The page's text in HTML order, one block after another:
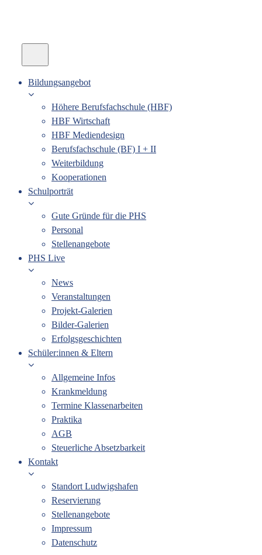
Bildungsangebot
Höhere Berufsfachschule (HBF)
HBF Wirtschaft
HBF Mediendesign
Berufsfachschule (BF) I + II
Weiterbildung
Kooperationen
Schulporträt
Gute Gründe für die PHS
Personal
Stellenangebote
PHS Live
News
Veranstaltungen
Projekt-Galerien
Bilder-Galerien
Erfolgsgeschichten
Schüler:innen & Eltern
Allgemeine Infos
Krankmeldung
Termine Klassenarbeiten
Praktika
AGB
Steuerliche Absetzbarkeit
Kontakt
Standort Ludwigshafen
Reservierung
Stellenangebote
Impressum
Datenschutz